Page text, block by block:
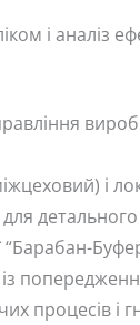
і аналіз
і
процесів і